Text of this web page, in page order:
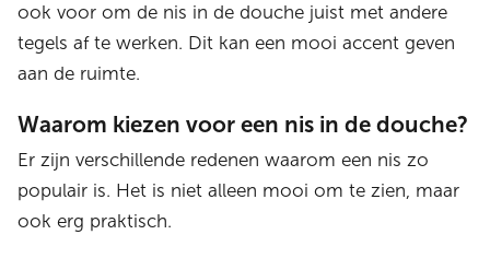
ook voor om de nis in de douche juist met andere
tegels af te werken. Dit kan een mooi accent geven
aan de ruimte.
Waarom kiezen voor een nis in de douche?
Er zijn verschillende redenen waarom een nis zo
populair is. Het is niet alleen mooi om te zien, maar
ook erg praktisch.